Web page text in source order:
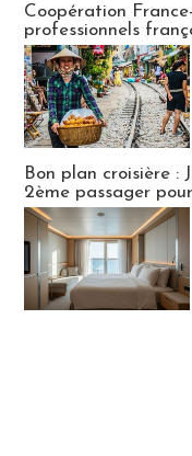
Coopération
professionnels
Bon plan croisière :
2ème passager